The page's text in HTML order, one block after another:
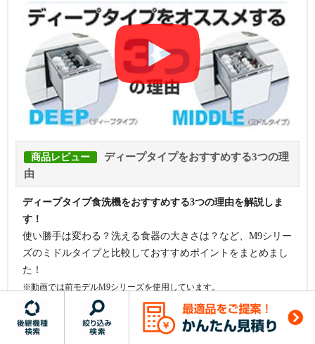
商品レビュー
ディープタイプをおすすめする3つの理
由
ディープタイプ食洗機をおすすめする3つの理由を解説しま
す！
使い勝手は変わる？洗える食器の大きさは？など、M9シリー
ズのミドルタイプと比較しておすすめポイントをまとめまし
た！
※動画では前モデルM9シリーズを使用しています。